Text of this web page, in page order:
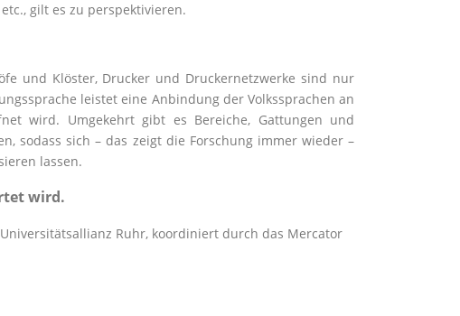
gilt es zu perspektivieren.
und Klöster, Drucker und Druckernetzwerke sind nur
leistet eine Anbindung der Volkssprachen an
wird. Umgekehrt gibt es Bereiche, Gattungen und
sodass sich – das zeigt die Forschung immer wieder –
lassen.
wird.
Ruhr, koordiniert durch das Mercator